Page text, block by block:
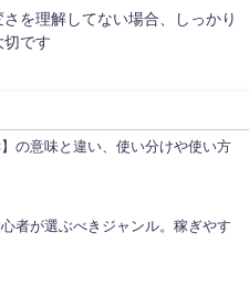
さを理解してない場合、しっかり
切です
】の意味と違い、使い分けや使い方
者が選ぶべきジャンル。稼ぎやす